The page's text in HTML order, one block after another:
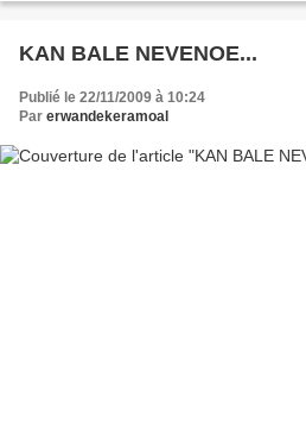
KAN BALE NEVENOE...
Publié le 22/11/2009 à 10:24
Par erwandekeramoal